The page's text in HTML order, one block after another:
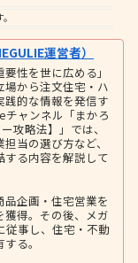
運営者）
性を世に広める」
場から注文住宅・ハ
践的な情報を発信す
チャンネル「まかろ
攻略法】」では、
当の選び方など、
る内容を解説して
企画・住宅営業を
獲得。その後、メガ
従事し、住宅・不動
る。